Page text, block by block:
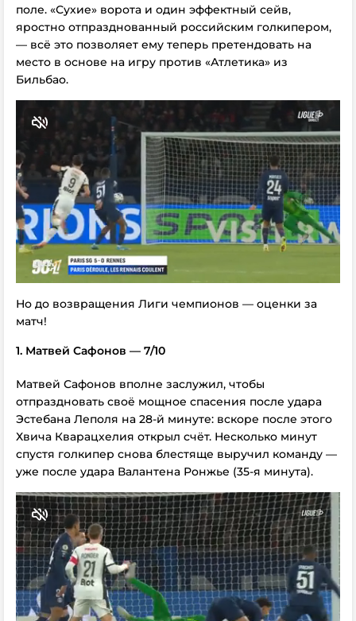
поле. «Сухие» ворота и один эффектный сейв,
яростно отпразднованный российским голкипером,
— всё это позволяет ему теперь претендовать на
место в основе на игру против «Атлетика» из
Бильбао.
Но до возвращения Лиги чемпионов — оценки за
матч!
1. Матвей Сафонов — 7/10
Матвей Сафонов вполне заслужил, чтобы
отпраздновать своё мощное спасения после удара
Эстебана Леполя на 28-й минуте: вскоре после этого
Хвича Кварацхелия открыл счёт. Несколько минут
спустя голкипер снова блестяще выручил команду —
уже после удара Валантена Ронжье (35-я минута).